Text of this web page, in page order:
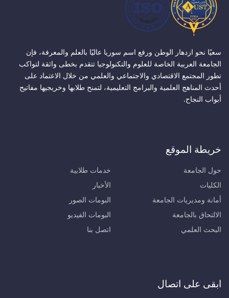
سعيًا نحو ازدهار الوطن ورفع اسم سوريا عاليًا بالعلم والمعرفة، فإن
الجامعة العربية الخاصة للعلوم والتكنولوجيا تتقدم بخطى واثقة لتواكب
تطور المجتمع الاقتصادي والاجتماعي والعلمي من خلال الاعتماد على
أحدث المناهج العلمية والبرامج التعليمية، لتمنح طلابها وخريجيها مفاتيح
أبواب النجاح.
خريطة الموقع
حول الجامعة
الكليات
أمانة ومديريات الجامعة
الالتحاق بالجامعة
البحث العلمي
خدمات طلابية
الأخبار
البومات الصور
البومات الفيديو
اتصل بنا
ابقى على اتصال